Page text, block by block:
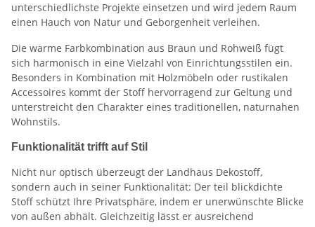
unterschiedlichste Projekte einsetzen und wird jedem Raum
einen Hauch von Natur und Geborgenheit verleihen.
Die warme Farbkombination aus Braun und Rohweiß fügt
sich harmonisch in eine Vielzahl von Einrichtungsstilen ein.
Besonders in Kombination mit Holzmöbeln oder rustikalen
Accessoires kommt der Stoff hervorragend zur Geltung und
unterstreicht den Charakter eines traditionellen, naturnahen
Wohnstils.
Funktionalität trifft auf Stil
Nicht nur optisch überzeugt der Landhaus Dekostoff,
sondern auch in seiner Funktionalität: Der teil blickdichte
Stoff schützt Ihre Privatsphäre, indem er unerwünschte Blicke
von außen abhält. Gleichzeitig lässt er ausreichend